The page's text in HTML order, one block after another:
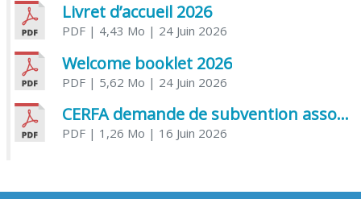
Livret d’accueil 2026
PDF| 4,43 Mo | 24 Juin 2026
Welcome booklet 2026
PDF| 5,62 Mo | 24 Juin 2026
CERFA demande de subvention association
PDF| 1,26 Mo | 16 Juin 2026